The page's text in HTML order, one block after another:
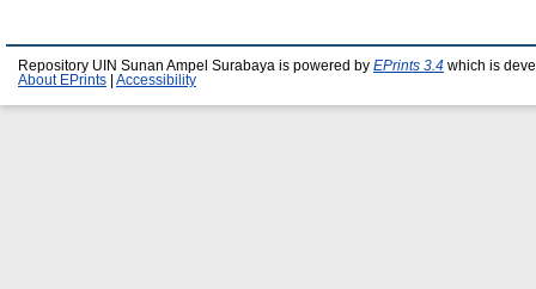
Repository UIN Sunan Ampel Surabaya is powered by EPrints 3.4 which is
About EPrints
Accessibility